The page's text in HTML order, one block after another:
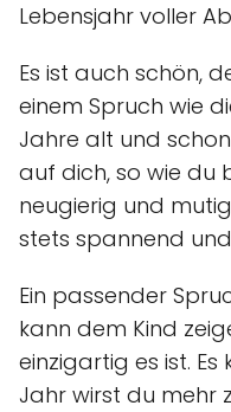
Lebensjahr voller
Es ist auch schön,
einem Spruch wie
Jahre alt und
auf dich, so wie du
neugierig und
stets spannend
Ein passender
kann dem Kind
einzigartig es ist. Es
Jahr wirst du mehr